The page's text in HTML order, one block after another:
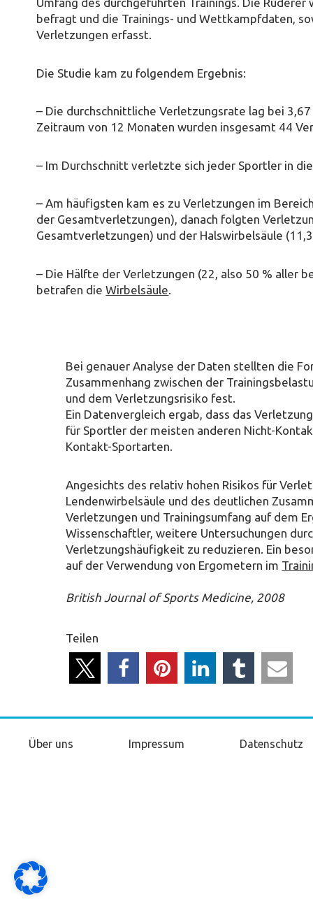
befragt und die Trainings- und Wettkampfdaten,
Verletzungen erfasst.
Die Studie kam zu folgendem Ergebnis:
– Die durchschnittliche Verletzungsrate lag bei
Zeitraum von 12 Monaten wurden insgesamt 44
– Im Durchschnitt verletzte sich jeder Sportler in
– Am häufigsten kam es zu Verletzungen im
der Gesamtverletzungen), danach folgten
Gesamtverletzungen) und der Halswirbelsäule
– Die Hälfte der Verletzungen (22, also 50 % aller
betrafen dieWirbelsäule.
Bei genauer Analyse der Daten stellten die
Zusammenhang zwischen der
und dem Verletzungsrisiko fest.
Ein Datenvergleich ergab, dass das
für Sportler der meisten anderen Nicht-
Kontakt-Sportarten.
Angesichts des relativ hohen Risikos für
Lendenwirbelsäule und des deutlichen
Verletzungen und Trainingsumfang auf dem
Wissenschaftler, weitere Untersuchungen
Verletzungshäufigkeit zu reduzieren. Ein
auf der Verwendung von Ergometern im
British Journal of Sports Medicine, 2008
Teilen
Über uns Impressum Datenschutz